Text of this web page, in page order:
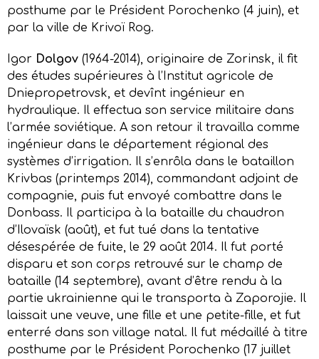
posthume par le Président Porochenko (4 juin), et
par la ville de Krivoï Rog.
Igor Dolgov (1964-2014), originaire de Zorinsk, il fit
des études supérieures à l’Institut agricole de
Dniepropetrovsk, et devînt ingénieur en
hydraulique. Il effectua son service militaire dans
l’armée soviétique. A son retour il travailla comme
ingénieur dans le département régional des
systèmes d’irrigation. Il s’enrôla dans le bataillon
Krivbas (printemps 2014), commandant adjoint de
compagnie, puis fut envoyé combattre dans le
Donbass. Il participa à la bataille du chaudron
d’Ilovaïsk (août), et fut tué dans la tentative
désespérée de fuite, le 29 août 2014. Il fut porté
disparu et son corps retrouvé sur le champ de
bataille (14 septembre), avant d’être rendu à la
partie ukrainienne qui le transporta à Zaporojie. Il
laissait une veuve, une fille et une petite-fille, et fut
enterré dans son village natal. Il fut médaillé à titre
posthume par le Président Porochenko (17 juillet